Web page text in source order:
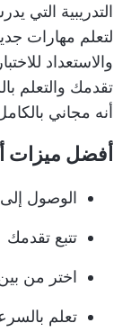
التدريبية التي
لتعلم مهارات
والاستعداد
تقدمك والتعلم
أنه مجاني
أفضل ميزات
الوصول إلى
تتبع تقدمك
اختر من
تعلم